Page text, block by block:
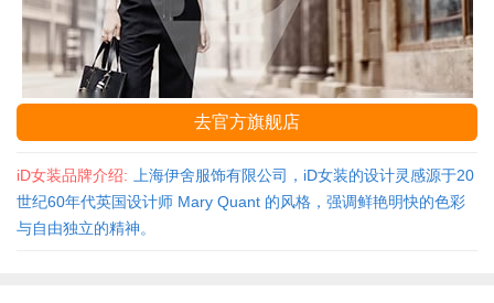
去官方旗舰店
iD女装品牌介绍:
上海伊舍服饰有限公司，iD女装的设计灵感源于20
世纪60年代英国设计师 Mary Quant 的风格，强调鲜艳明快的色彩
与自由独立的精神。